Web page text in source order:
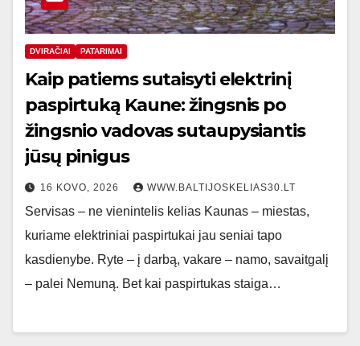
DVIRAČIAI PATARIMAI
Kaip patiems sutaisyti elektrinį
paspirtuką Kaune: žingsnis po
žingsnio vadovas sutaupysiantis
jūsų pinigus
16 KOVO, 2026 WWW.BALTIJOSKELIAS30.LT
Servisas – ne vienintelis kelias Kaunas – miestas,
kuriame elektriniai paspirtukai jau seniai tapo
kasdienybe. Ryte – į darbą, vakare – namo, savaitgalį
– palei Nemuną. Bet kai paspirtukas staiga…